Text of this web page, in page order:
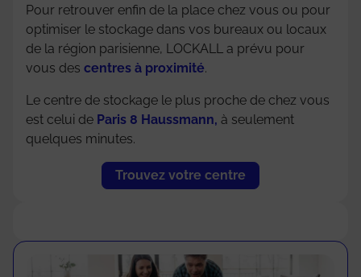
Pour retrouver enfin de la place chez vous ou pour
optimiser le stockage dans vos bureaux ou locaux
de la région parisienne, LOCKALL a prévu pour
vous des centres à proximité.
Le centre de stockage le plus proche de chez vous
est celui de Paris 8 Haussmann, à seulement
quelques minutes.
Trouvez votre centre